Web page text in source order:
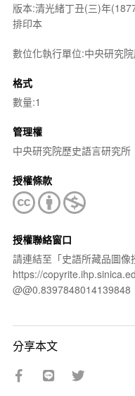
版本:清光緒丁丑(三)年
排印本
數位化執行單位:中央研究
格式
數量:1
管理權
中央研究院歷史語言研究所
授權條款
授權聯絡窗口
請連結至「史語所藏品圖像
https://
@@0.8397848014139848
分享本文